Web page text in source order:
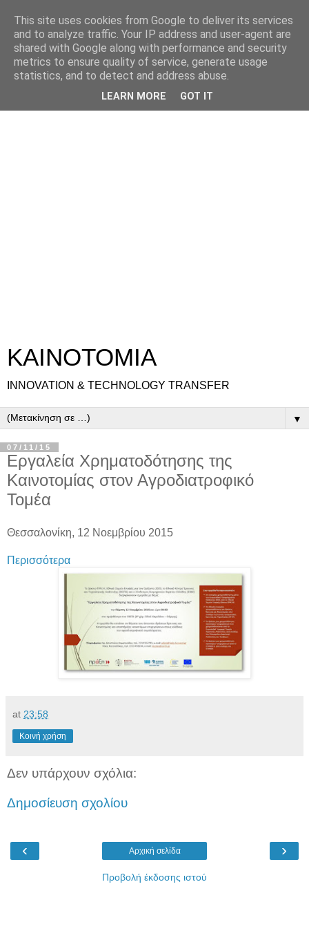
ΚΑΙΝΟΤΟΜΙΑ
INNOVATION & TECHNOLOGY TRANSFER
▼
07/11/15
Εργαλεία Χρηματοδότησης της
Καινοτομίας στον Αγροδιατροφικό
Τομέα
Θεσσαλονίκη, 12 Νοεμβρίου 2015
Περισσότερα
at 23:58
Κοινή χρήση
Δεν υπάρχουν σχόλια:
Δημοσίευση σχολίου
‹ ›
Αρχική σελίδα
Προβολή έκδοσης ιστού
This site uses cookies from Google to deliver its services
and to analyze traffic. Your IP address and user-agent are
shared with Google along with performance and security
metrics to ensure quality of service, generate usage
statistics, and to detect and address abuse.
LEARN MORE GOT IT